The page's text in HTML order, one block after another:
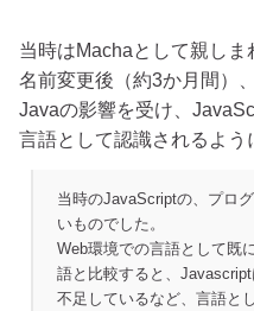
当時はMachaとして親し
名前変更後（約3か月間）
Javaの影響を受け、
言語として認識されるよう
当時のJavaScriptの、プロ
いものでした。
Web環境での言語として既
語と比較すると、
不足しているなど、言語と